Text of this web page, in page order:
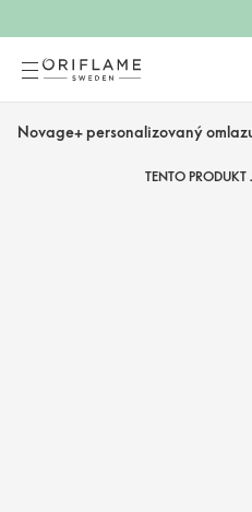
Novage+ personalizovaný
TENTO